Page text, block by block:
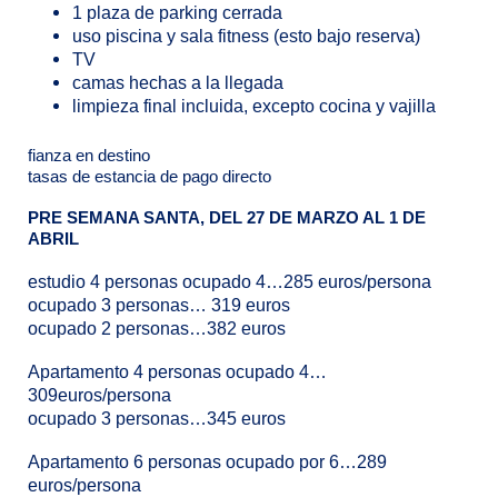
1 plaza de parking cerrada
uso piscina y sala fitness (esto bajo reserva)
TV
camas hechas a la llegada
limpieza final incluida, excepto cocina y vajilla
fianza en destino
tasas de estancia de pago directo
PRE SEMANA SANTA, DEL 27 DE MARZO AL 1 DE
ABRIL
estudio 4 personas ocupado 4…285 euros/persona
ocupado 3 personas… 319 euros
ocupado 2 personas…382 euros
Apartamento 4 personas ocupado 4…
309euros/persona
ocupado 3 personas…345 euros
Apartamento 6 personas ocupado por 6…289
euros/persona